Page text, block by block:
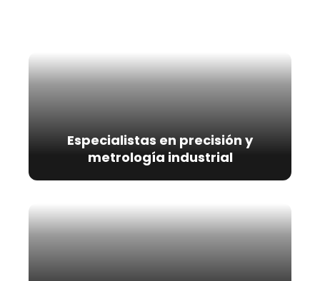
Especialistas en precisión y
metrología industrial